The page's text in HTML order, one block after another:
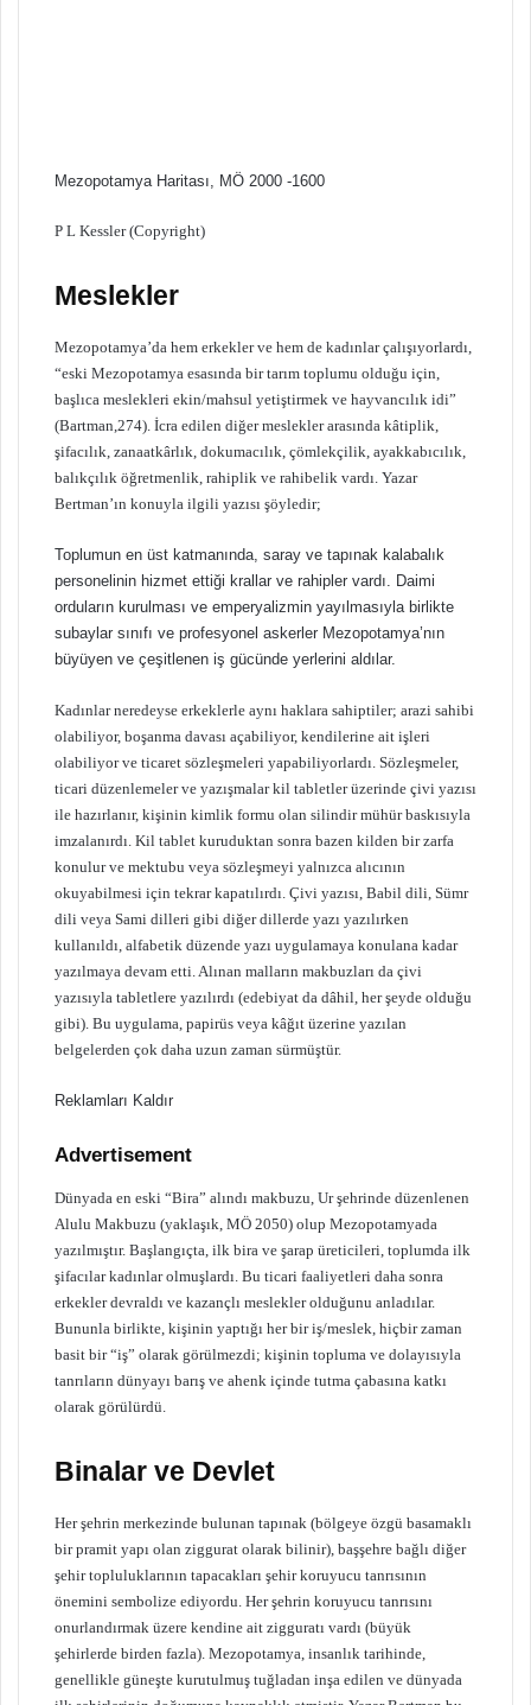
Mezopotamya Haritası, MÖ 2000 -1600
P L Kessler (Copyright)
Meslekler
Mezopotamya’da hem erkekler ve hem de kadınlar çalışıyorlardı,
“eski Mezopotamya esasında bir tarım toplumu olduğu için,
başlıca meslekleri ekin/mahsul yetiştirmek ve hayvancılık idi”
(Bartman,274). İcra edilen diğer meslekler arasında kâtiplik,
şifacılık, zanaatkârlık, dokumacılık, çömlekçilik, ayakkabıcılık,
balıkçılık öğretmenlik, rahiplik ve rahibelik vardı. Yazar
Bertman’ın konuyla ilgili yazısı şöyledir;
Toplumun en üst katmanında, saray ve tapınak kalabalık
personelinin hizmet ettiği krallar ve rahipler vardı. Daimi
orduların kurulması ve emperyalizmin yayılmasıyla birlikte
subaylar sınıfı ve profesyonel askerler Mezopotamya’nın
büyüyen ve çeşitlenen iş gücünde yerlerini aldılar.
Kadınlar neredeyse erkeklerle aynı haklara sahiptiler; arazi sahibi
olabiliyor, boşanma davası açabiliyor, kendilerine ait işleri
olabiliyor ve ticaret sözleşmeleri yapabiliyorlardı. Sözleşmeler,
ticari düzenlemeler ve yazışmalar kil tabletler üzerinde çivi yazısı
ile hazırlanır, kişinin kimlik formu olan silindir mühür baskısıyla
imzalanırdı. Kil tablet kuruduktan sonra bazen kilden bir zarfa
konulur ve mektubu veya sözleşmeyi yalnızca alıcının
okuyabilmesi için tekrar kapatılırdı. Çivi yazısı, Babil dili, Sümr
dili veya Sami dilleri gibi diğer dillerde yazı yazılırken
kullanıldı, alfabetik düzende yazı uygulamaya konulana kadar
yazılmaya devam etti. Alınan malların makbuzları da çivi
yazısıyla tabletlere yazılırdı (edebiyat da dâhil, her şeyde olduğu
gibi). Bu uygulama, papirüs veya kâğıt üzerine yazılan
belgelerden çok daha uzun zaman sürmüştür.
Reklamları Kaldır
Advertisement
Dünyada en eski “Bira” alındı makbuzu, Ur şehrinde düzenlenen
Alulu Makbuzu (yaklaşık, MÖ 2050) olup Mezopotamyada
yazılmıştır. Başlangıçta, ilk bira ve şarap üreticileri, toplumda ilk
şifacılar kadınlar olmuşlardı. Bu ticari faaliyetleri daha sonra
erkekler devraldı ve kazançlı meslekler olduğunu anladılar.
Bununla birlikte, kişinin yaptığı her bir iş/meslek, hiçbir zaman
basit bir “iş” olarak görülmezdi; kişinin topluma ve dolayısıyla
tanrıların dünyayı barış ve ahenk içinde tutma çabasına katkı
olarak görülürdü.
Binalar ve Devlet
Her şehrin merkezinde bulunan tapınak (bölgeye özgü basamaklı
bir pramit yapı olan ziggurat olarak bilinir), başşehre bağlı diğer
şehir topluluklarının tapacakları şehir koruyucu tanrısının
önemini sembolize ediyordu. Her şehrin koruyucu tanrısını
onurlandırmak üzere kendine ait zigguratı vardı (büyük
şehirlerde birden fazla). Mezopotamya, insanlık tarihinde,
genellikle güneşte kurutulmuş tuğladan inşa edilen ve dünyada